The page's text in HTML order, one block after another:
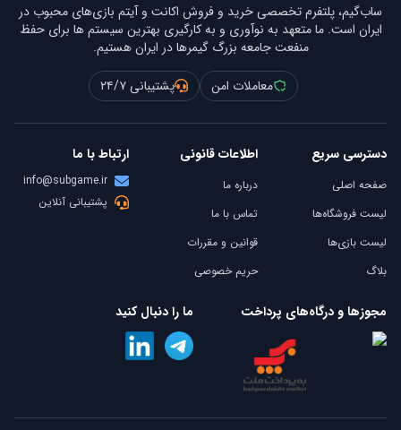
ساب‌گیم، پلتفرم تخصصی خرید و فروش اکانت و آیتم بازی‌های محبوب در
ایران است. ما متعهد به نوآوری و به کارگیری بهترین سیستم ها برای حفظ
منفعت جامعه بزرگ گیمرها در ایران هستیم.
معاملات امن
پشتیبانی ۲۴/۷
دسترسی سریع
صفحه اصلی
لیست فروشگاه‌ها
لیست بازی‌ها
بلاگ
اطلاعات قانونی
درباره ما
تماس با ما
قوانین و مقررات
حریم خصوصی
ارتباط با ما
info@subgame.ir
پشتیبانی آنلاین
مجوزها و درگاه‌های پرداخت ما را دنبال کنید